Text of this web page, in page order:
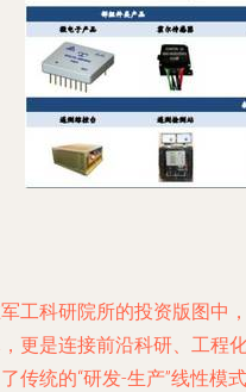
工科研院所的投资版图中，
更是连接前沿科研、工程
传统的“研发-生产”线性模